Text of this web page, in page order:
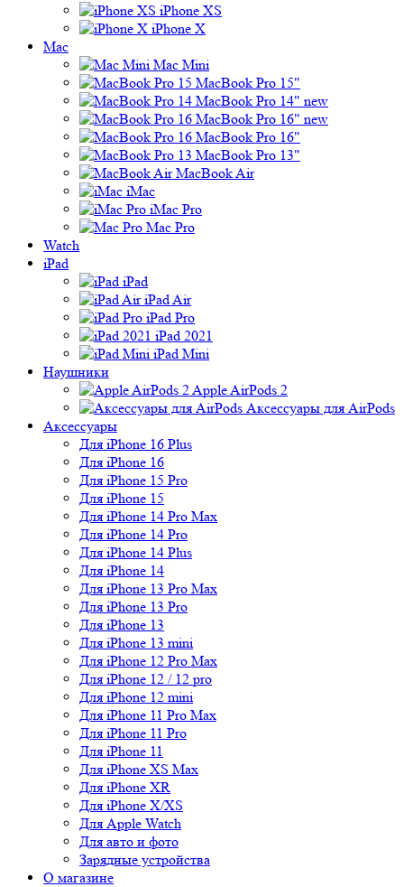
iPhone XS
iPhone X
Mac
Mac Mini
MacBook Pro 15"
MacBook Pro 14" new
MacBook Pro 16" new
MacBook Pro 16"
MacBook Pro 13"
MacBook Air
iMac
iMac Pro
Mac Pro
Watch
iPad
iPad
iPad Air
iPad Pro
iPad 2021
iPad Mini
Наушники
Apple AirPods 2
Аксессуары для AirPods
Аксессуары
Для iPhone 16 Plus
Для iPhone 16
Для iPhone 15 Pro
Для iPhone 15
Для iPhone 14 Pro Max
Для iPhone 14 Pro
Для iPhone 14 Plus
Для iPhone 14
Для iPhone 13 Pro Max
Для iPhone 13 Pro
Для iPhone 13
Для iPhone 13 mini
Для iPhone 12 Pro Max
Для iPhone 12 / 12 pro
Для iPhone 12 mini
Для iPhone 11 Pro Max
Для iPhone 11 Pro
Для iPhone 11
Для iPhone XS Max
Для iPhone XR
Для iPhone X/XS
Для Apple Watch
Для авто и фото
Зарядные устройства
О магазине